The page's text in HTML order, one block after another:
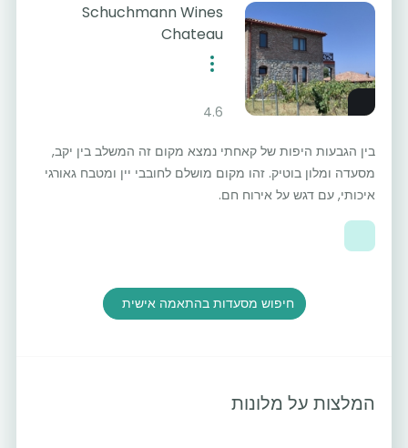
Schuchmann Wines
Chateau
4.6
בין הגבעות היפות של קאחתי נמצא מקום זה המשלב בין יקב,
מסעדה ומלון בוטיק. זהו מקום מושלם לחובבי יין ומטבח גאורגי
איכותי, עם דגש על אירוח חם.
חיפוש מסעדות בהתאמה אישית
המלצות על מלונות